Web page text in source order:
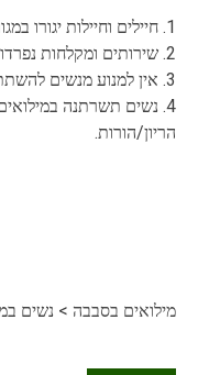
1. חיילים וחיילות יגורו במגורים נפרדים
2. שירותים ומקלחות נפרדות
3. אין למנוע מנשים להשתתף במשימות/אימונים
4. נשים תשרתנה
הריון/הורות.
מילואים בסבבה > נשים